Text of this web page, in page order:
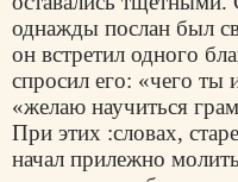
однажды послан был
он встретил одного
спросил его: «чего ты
«желаю научиться
При этих :словах,
начал прилежно